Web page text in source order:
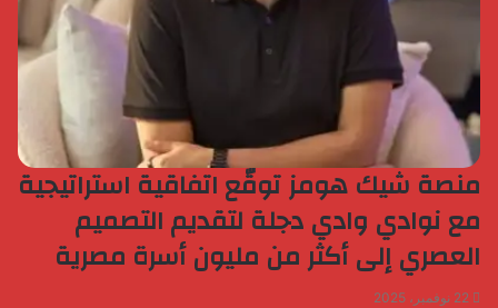
منصة شيك هومز توقّع اتفاقية استراتيجية
مع نوادي وادي دجلة لتقديم التصميم
العصري إلى أكثر من مليون أسرة مصرية
22 نوفمبر، 2025